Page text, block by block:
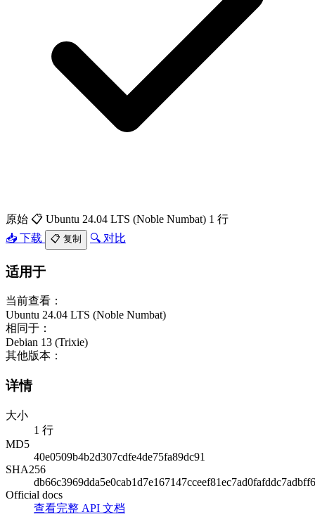
原始 📋 Ubuntu 24.04 LTS (Noble Numbat) 1 行
📥 下载
📋 复制 🔍 对比
适用于
当前查看：
Ubuntu 24.04 LTS (Noble Numbat)
相同于：
Debian 13 (Trixie)
其他版本：
详情
大小
1 行
MD5
40e0509b4b2d307cdfe4de75fa89dc91
SHA256
Official docs
查看完整 API 文档